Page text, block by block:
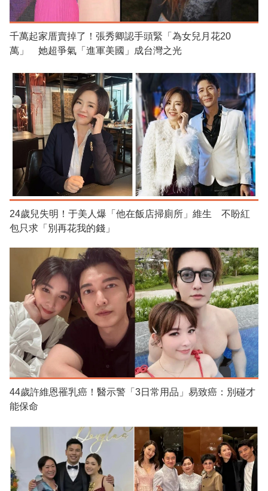
千萬起家厝賣掉了！張秀卿認手頭緊「為女兒月花20
萬」 她超爭氣「進軍美國」成台灣之光
24歲兒失明！于美人爆「他在飯店掃廁所」維生 不盼紅
包只求「別再花我的錢」
44歲許維恩罹乳癌！醫示警「3日常用品」易致癌：別碰才
能保命